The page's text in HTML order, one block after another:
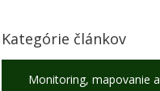
Kategórie článkov
Monitoring, mapovanie a